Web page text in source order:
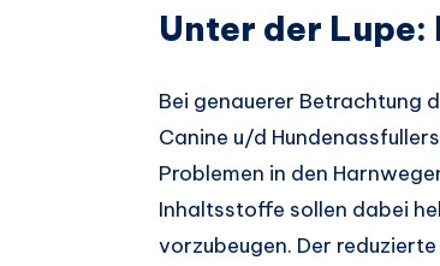
Unter der
Bei genauerer Betrachtung
Canine u/d
Problemen in den
Inhaltsstoffe sollen dabei
vorzubeugen. Der